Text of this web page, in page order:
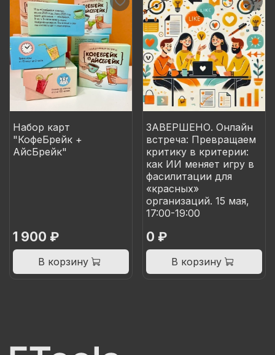
Набор карт
"КофеБрейк +
АйсБрейк"
1 900 ₽
В корзину
ЗАВЕРШЕНО. Онлайн
встреча: Превращаем
критику в критерии:
как ИИ меняет игру в
фасилитации для
«красных»
организаций. 15 мая,
17:00-19:00
0 ₽
В корзину